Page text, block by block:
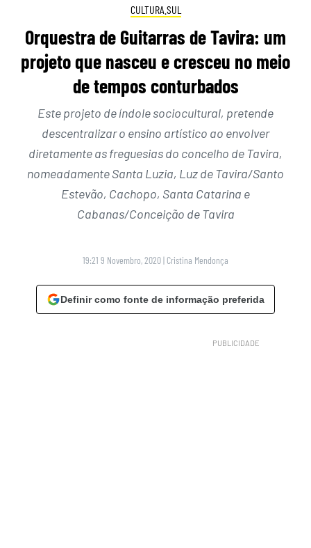
CULTURA.SUL
Orquestra de Guitarras de Tavira: um
projeto que nasceu e cresceu no meio
de tempos conturbados
Este projeto de índole sociocultural, pretende
descentralizar o ensino artístico ao envolver
diretamente as freguesias do concelho de Tavira,
nomeadamente Santa Luzia, Luz de Tavira/Santo
Estevão, Cachopo, Santa Catarina e
Cabanas/Conceição de Tavira
19:21 9 Novembro, 2020| Cristina Mendonça
Definir como fonte de informação preferida